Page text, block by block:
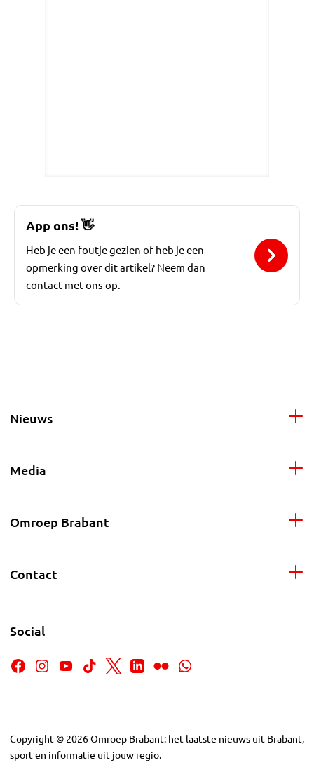
App ons!👋
Heb je een foutje gezien of heb je een
opmerking over dit artikel? Neem dan
contact met ons op.
Nieuws
Media
Omroep Brabant
Contact
Social
Copyright © 2026Omroep Brabant: het laatste nieuws uit Brabant,
sport en informatie uit jouw regio.